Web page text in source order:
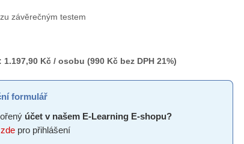
závěrečným testem
Kč / osobu (990 Kč bez DPH 21%)
formulář
účet v našem E-Learning E-shopu?
zdepro přihlášení